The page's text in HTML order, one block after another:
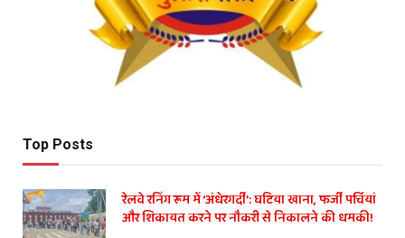
Top Posts
रेलवे रनिंग रूम में ‘अंधेरगर्दी’: घटिया खाना, फर्जी पर्चियां
और शिकायत करने पर नौकरी से निकालने की धमकी!